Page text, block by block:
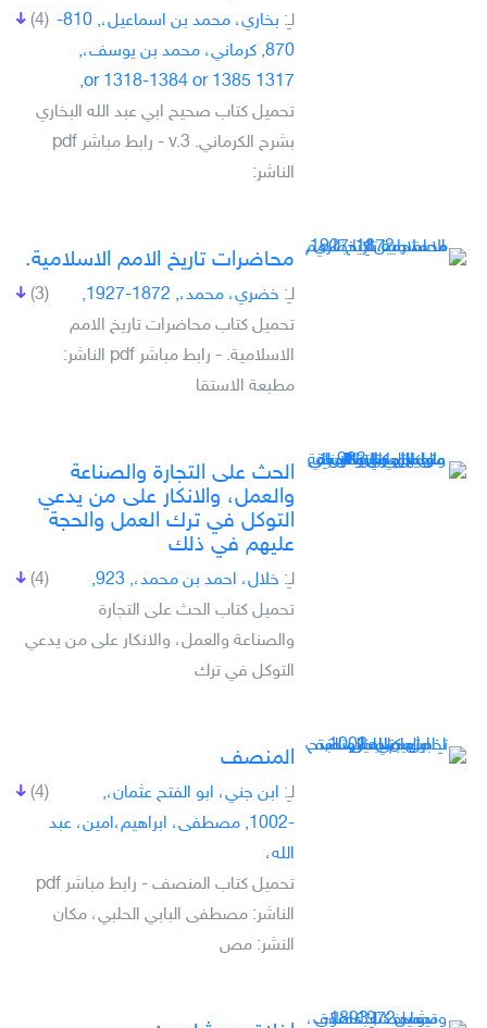
(4) لـِ:
بخاري، محمد بن اسماعيل،, 810-
870, كرماني، محمد بن يوسف،,
1317 or 1318-1384 or 1385,
تحميل كتاب صحيح ابي عبد الله البخاري
بشرح الكرماني. v.3 - رابط مباشر pdf
الناشر:
محاضرات تاريخ الامم الاسلامية.
(3) لـِ: خضري، محمد،, 1872-1927,
تحميل كتاب محاضرات تاريخ الامم
الاسلامية. - رابط مباشر pdf الناشر:
مطبعة الاستقا
الحث على التجارة والصناعة
والعمل، والانكار على من يدعي
التوكل في ترك العمل والحجة
عليهم في ذلك
(4) لـِ: خلال، احمد بن محمد،, 923,
تحميل كتاب الحث على التجارة
والصناعة والعمل، والانكار على من يدعي
التوكل في ترك
المنصف
(4) لـِ: ابن جني، ابو الفتح عثمان،,
-1002, مصطفى، ابراهيم،امين، عبد
الله،
تحميل كتاب المنصف - رابط مباشر pdf
الناشر: مصطفى البابي الحلبي، مكان
النشر: مص